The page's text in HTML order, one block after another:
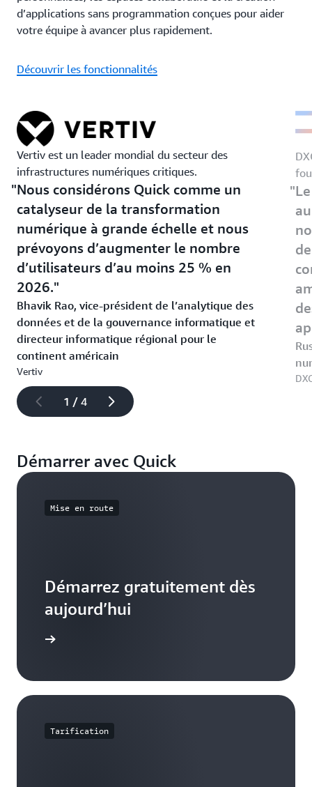
d’applications sans programmation conçues pour aider
votre équipe à avancer plus rapidement.
Découvrir les fonctionnalités
Vertiv est un leader mondial du secteur des
infrastructures numériques critiques.
Nous considérons Quick comme un
catalyseur de la transformation
numérique à grande échelle et nous
prévoyons d’augmenter le nombre
d’utilisateurs d’au moins 25 % en
2026.
Bhavik Rao, vice-président de l’analytique des
données et de la gouvernance informatique et
directeur informatique régional pour le
continent américain
Vertiv
1 / 4
Démarrer avec Quick
Mise en route
Démarrez gratuitement dès
aujourd’hui
Tarification